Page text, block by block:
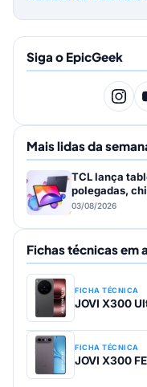
Siga o EpicGeek
Mais lidas da
TCL lança
polegadas,
03/08/2026
Fichas técnicas em
FICHA TÉCNICA
JOVI X300
FICHA TÉCNICA
JOVI X300 FE